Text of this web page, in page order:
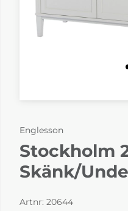
Englesson
Stockholm
Skänk/
Artnr: 20644